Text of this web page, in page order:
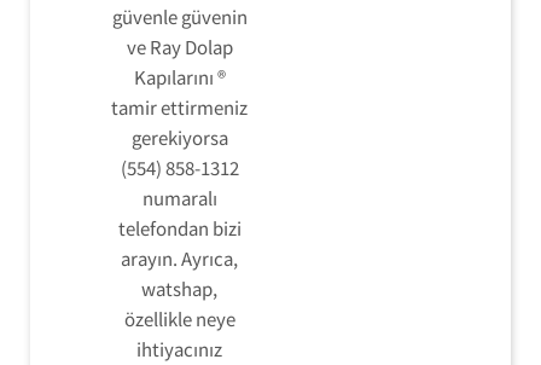
güvenle güvenin
ve Ray Dolap
Kapılarını ®
tamir ettirmeniz
gerekiyorsa
(554) 858-1312
numaralı
telefondan bizi
arayın. Ayrıca,
watshap,
özellikle neye
ihtiyacınız